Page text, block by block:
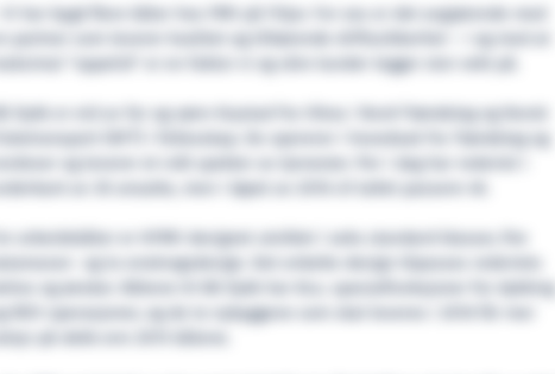
– Vi har bygd flere båter hos FMV på Fitjar. For oss er det avgjørende med
maksimal "oppetid" er en faktor vi og våre kunder legger stor vekt på.
KB Dykk er eid av far og sønn Krystad fra Vikna i Nord-Trøndelag og Norsk
Fisketransport (NFT) i fellesskap. De opererer i hovedsak fra Trøndelag og
nordover og leverer et vidt spekter av tjenester. Per i dag har rederiet i
underkant av 30 ansatte, men i løpet av 2016 vil tallet passere 40.
For arbeidsbåter er HFMV designet utviklet i seks standard klasser, fire
katamaran- og to enskrogsdesign. Det enkelte design tilpasses rederiets
behov og ønsker. Båtene til KB Dykk har bl.a. spesialfunksjoner for dykking
og ROV operasjoner, og de to nybyggene som skal leveres i 2016 får mer